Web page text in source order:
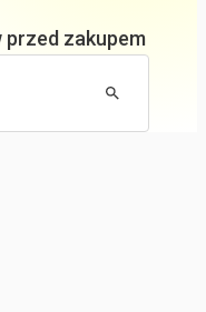
przed zakupem